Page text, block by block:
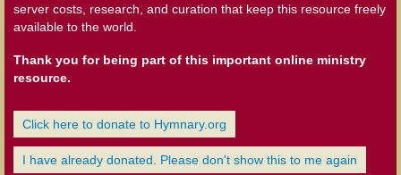
server costs, research, and curation that keep this resource freely
available to the world.
Thank you for being part of this important online ministry
resource.
Click here to donate to Hymnary.org
I have already donated. Please don't show this to me again